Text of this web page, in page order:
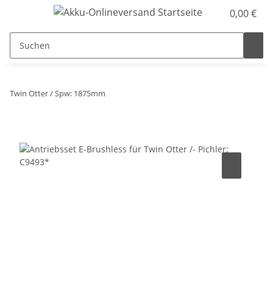
0,00 €
Twin Otter / Spw: 1875mm